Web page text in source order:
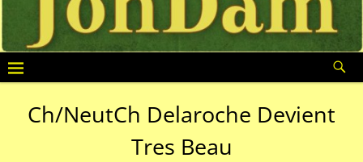
Ch/NeutCh Delaroche Devient
Tres Beau